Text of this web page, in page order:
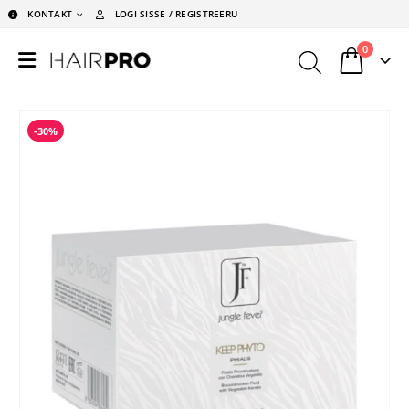
KONTAKT LOGI SISSE / REGISTREERU
0
-30%